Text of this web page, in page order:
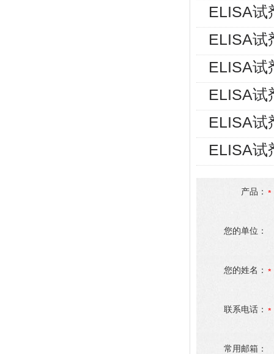
ELISA试
ELISA试
ELISA试
ELISA试
ELISA试
ELISA试
产品：
您的单位：
您的姓名：
联系电话：
常用邮箱：